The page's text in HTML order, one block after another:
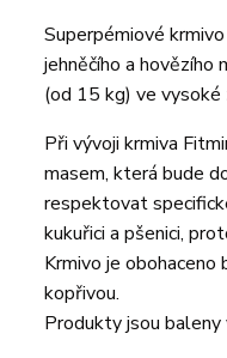
Superpémiové
jehněčího a hovězího
(od 15 kg) ve
Při vývoji krmiva
masem, která bude
respektovat
kukuřici a pšenici,
Krmivo je obohaceno
kopřivou.
Produkty jsou